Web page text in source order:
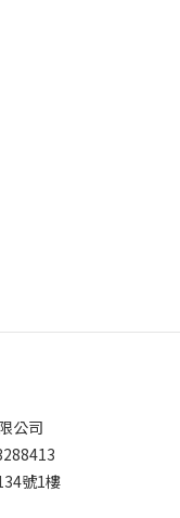
公司
號1樓